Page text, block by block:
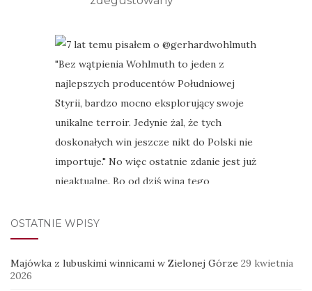
OSTATNIE WPISY
Majówka z lubuskimi winnicami w Zielonej Górze 29 kwietnia
2026